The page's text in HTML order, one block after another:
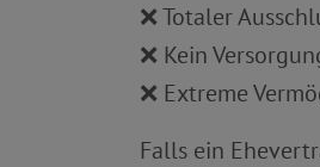
❌ Totaler
❌ Kein
❌ Extreme
Falls ein